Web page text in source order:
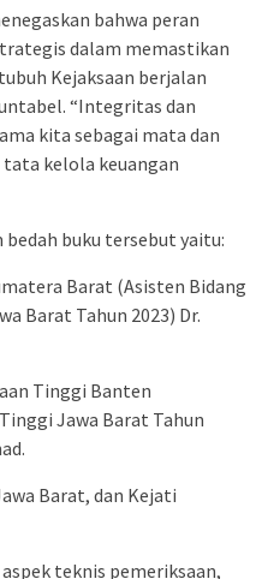
bahwa peran
dalam memastikan
Kejaksaan berjalan
“Integritas dan
kita sebagai mata dan
kelola keuangan
buku tersebut yaitu:
Barat (Asisten Bidang
Barat Tahun 2023) Dr.
Tinggi Banten
Jawa Barat Tahun
Barat, dan Kejati
teknis pemeriksaan,